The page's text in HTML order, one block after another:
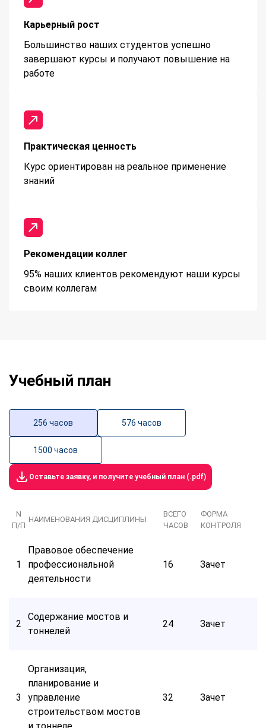
Карьерный рост
Большинство наших студентов успешно
завершают курсы и получают повышение на
работе
Практическая ценность
Курс ориентирован на реальное применение
знаний
Рекомендации коллег
95% наших клиентов рекомендуют наши курсы
своим коллегам
Учебный план
256 часов 576 часов
1500 часов
Оставьте заявку, и получите учебный план (.pdf)
N
П/П
НАИМЕНОВАНИЯ ДИСЦИПЛИНЫ
ВСЕГО
ЧАСОВ
ФОРМА
КОНТРОЛЯ
1
Правовое обеспечение
профессиональной
деятельности
16 Зачет
2
Содержание мостов и
тоннелей
24 Зачет
3
Организация,
планирование и
управление
строительством мостов
32 Зачет